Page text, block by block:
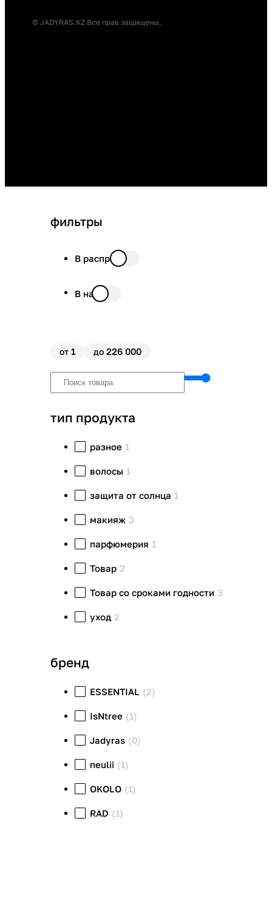
© JADYRAS.KZ Все прав защищены.
фильтры
В распродаже
В наличии
от 1 до 226 000
тип продукта
разное 1
волосы 1
защита от солнца 1
макияж 3
парфюмерия 1
Товар 2
Товар со сроками годности 3
уход 2
бренд
ESSENTIAL (2)
IsNtree (1)
Jadyras (0)
neulii (1)
OKOLO (1)
RAD (1)